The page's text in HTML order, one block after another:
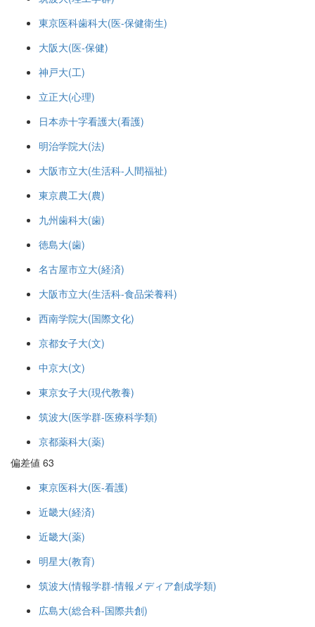
東京医科歯科大(医-保健衛生)
大阪大(医-保健)
神戸大(工)
立正大(心理)
日本赤十字看護大(看護)
明治学院大(法)
大阪市立大(生活科-人間福祉)
東京農工大(農)
九州歯科大(歯)
徳島大(歯)
名古屋市立大(経済)
大阪市立大(生活科-食品栄養科)
西南学院大(国際文化)
京都女子大(文)
中京大(文)
東京女子大(現代教養)
筑波大(医学群-医療科学類)
京都薬科大(薬)
偏差値 63
東京医科大(医-看護)
近畿大(経済)
近畿大(薬)
明星大(教育)
筑波大(情報学群-情報メディア創成学類)
広島大(総合科-国際共創)